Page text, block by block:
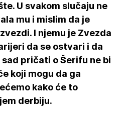
U svakom slučaju ne
mu i mislim da je
I njemu je Zvezda
da se ostvari i da
pričati o Šerifu ne bi
koji mogu da ga
kako će to
derbiju.